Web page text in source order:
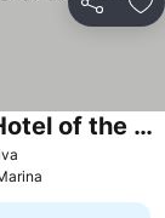
Partilhar
Palacio Solecio, a Small Luxury Hotel of the World